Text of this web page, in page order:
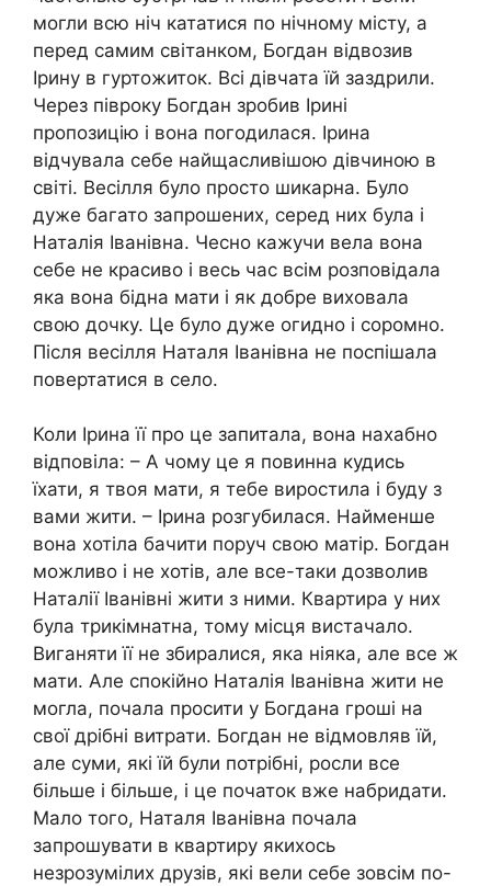
могли всю ніч кататися по нічному місту, а
перед самим світанком, Богдан відвозив
Ірину в гуртожиток. Всі дівчата їй заздрили.
Через півроку Богдан зробив Ірині
пропозицію і вона погодилася. Ірина
відчувала себе найщасливішою дівчиною в
світі. Весілля було просто шикарна. Було
дуже багато запрошених, серед них була і
Наталія Іванівна. Чесно кажучи вела вона
себе не красиво і весь час всім розповідала
яка вона бідна мати і як добре виховала
свою дочку. Це було дуже огидно і соромно.
Після весілля Наталя Іванівна не поспішала
повертатися в село.
Коли Ірина її про це запитала, вона нахабно
відповіла: – А чому це я повинна кудись
їхати, я твоя мати, я тебе виростила і буду з
вами жити. – Ірина розгубилася. Найменше
вона хотіла бачити поруч свою матір. Богдан
можливо і не хотів, але все-таки дозволив
Наталії Іванівні жити з ними. Квартира у них
була трикімнатна, тому місця вистачало.
Виганяти її не збиралися, яка ніяка, але все ж
мати. Але спокійно Наталія Іванівна жити не
могла, почала просити у Богдана гроші на
свої дрібні витрати. Богдан не відмовляв їй,
але суми, які їй були потрібні, росли все
більше і більше, і це початок вже набридати.
Мало того, Наталя Іванівна почала
запрошувати в квартиру якихось
незрозумілих друзів, які вели себе зовсім по-